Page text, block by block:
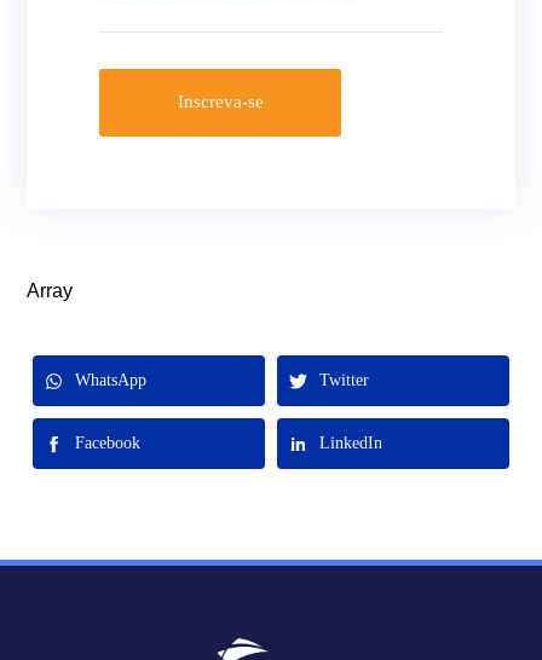
Inscreva-se
Array
WhatsApp Twitter
Facebook LinkedIn